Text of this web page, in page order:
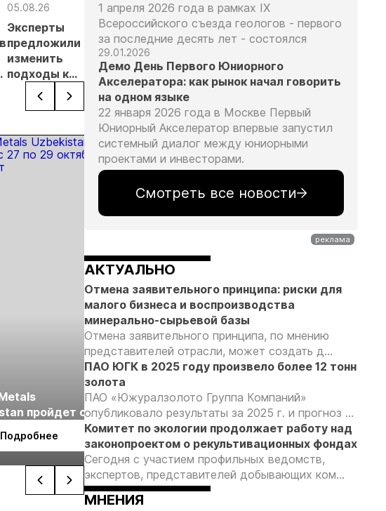
05.08.26
Эксперты
предложили
изменить
подходы к
регулированию
россыпной
на фоне
реформы
лицензирования
05.08.26
Путин обсудил
с главой
«Алросы»
развитие
золотодобычи
и
энергетических
проектов в
Якутии
04.08.26
Продажи
золотых
слитков через
Россельхозбанк
выросли на 31%
в первом
полугодии
Суд взыскал с
ООО
рублей за
нарушение
требований при
добыче золота
пройдет с
октября в г.
Подробнее
Выставка «Рудник
2026» пройдет в
Екатеринбурге
Подробнее
Российская
отраслевая
энергетическая
конференция
2026
Подробнее
1 апреля 2026 года в рамках IX
Всероссийского съезда геологов - первого
за последние десять лет - состоялся
29.01.2026
Демо День Первого Юниорного
Акселератора: как рынок начал говорить
на одном языке
22 января 2026 года в Москве Первый
Юниорный Акселератор впервые запустил
системный диалог между юниорными
проектами и инвесторами.
Смотреть все новости
АКТУАЛЬНО
Отмена заявительного принципа: риски для
малого бизнеса и воспроизводства
минерально-сырьевой базы
Отмена заявительного принципа, по мнению
представителей отрасли, может создать д...
ПАО ЮГК в 2025 году произвело более 12 тонн
золота
ПАО «Южуралзолото Группа Компаний»
опубликовало результаты за 2025 г. и прогноз ...
Комитет по экологии продолжает работу над
законопроектом о рекультивационных фондах
Сегодня с участием профильных ведомств,
экспертов, представителей добывающих ком...
МНЕНИЯ